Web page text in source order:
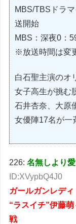
MBS/TBSドラ
送開始
MBS：深夜0：
※放送時間は変
白石聖主演のオ
女子高生が挑む
石井杏奈、大原
女優陣17名が一
226:名無しより
ID:XVypbQ4J0
ガールガンレデ
“ラスイチ”伊藤
戦